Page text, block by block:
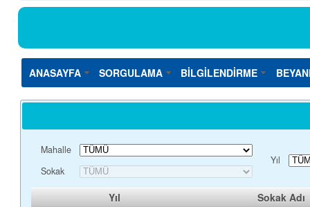
ANASAYFA SORGULAMA BİLGİLENDİRME
Mahalle
Sokak
Yıl
Yıl
Sokak Adı